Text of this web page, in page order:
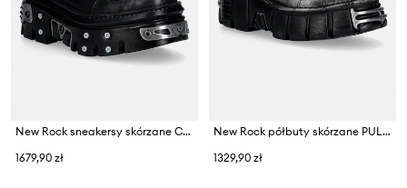
New Rock sneakersy skórzane CRUST NEGRO, REACTOR NEGRO E14 casco +
1679,90 zł
New Rock półbuty skórzane PULIK ACERO, TOWER NEGRO ACERO + lateral +
1329,90 zł